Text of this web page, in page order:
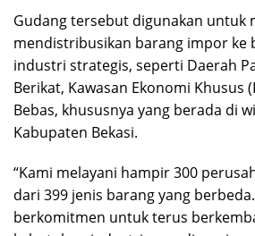
Gudang tersebut digunakan untuk
mendistribusikan barang impor ke
industri strategis, seperti Daerah
Berikat, Kawasan Ekonomi Khusus
Bebas, khususnya yang berada di
Kabupaten Bekasi.
“Kami melayani hampir 300
dari 399 jenis barang yang
berkomitmen untuk terus